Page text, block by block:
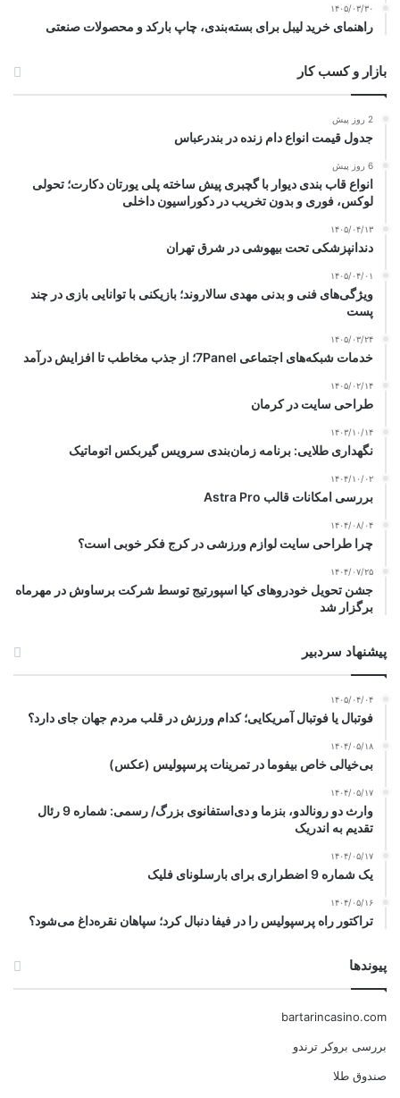
۱۴۰۵/۰۳/۳۰
راهنمای خرید لیبل برای بسته‌بندی، چاپ بارکد و محصولات صنعتی
بازار و کسب کار
2 روز پیش
جدول قیمت انواع دام زنده در بندرعباس
6 روز پیش
انواع قاب بندی دیوار با گچبری پیش ساخته پلی یورتان دکارت؛ تحولی
لوکس، فوری و بدون تخریب در دکوراسیون داخلی
۱۴۰۵/۰۴/۱۳
دندانپزشکی تحت بیهوشی در شرق تهران
۱۴۰۵/۰۴/۰۱
ویژگی‌های فنی و بدنی مهدی سالاروند؛ بازیکنی با توانایی بازی در چند
پست
۱۴۰۵/۰۳/۲۴
خدمات شبکه‌های اجتماعی 7Panel؛ از جذب مخاطب تا افزایش درآمد
۱۴۰۵/۰۲/۱۴
طراحی سایت در کرمان
۱۴۰۳/۱۰/۱۴
نگهداری طلایی: برنامه زمان‌بندی سرویس گیربکس اتوماتیک
۱۴۰۴/۱۰/۰۲
بررسی امکانات قالب Astra Pro
۱۴۰۴/۰۸/۰۴
چرا طراحی سایت لوازم ورزشی در کرج فکر خوبی است؟
۱۴۰۴/۰۷/۲۵
جشن تحویل خودروهای کیا اسپورتیج توسط شرکت برساوش در مهرماه
برگزار شد
پیشنهاد سردبیر
۱۴۰۵/۰۴/۰۴
فوتبال یا فوتبال آمریکایی؛ کدام ورزش در قلب مردم جهان جای دارد؟
۱۴۰۴/۰۵/۱۸
بی‌خیالی خاص بیفوما در تمرینات پرسپولیس (عکس)
۱۴۰۴/۰۵/۱۷
وارث دو رونالدو، بنزما و دی‌استفانوی بزرگ/ رسمی: شماره 9 رئال
تقدیم به اندریک
۱۴۰۴/۰۵/۱۷
یک شماره 9 اضطراری برای بارسلونای فلیک
۱۴۰۴/۰۵/۱۶
تراکتور راه پرسپولیس را در فیفا دنبال کرد؛ سپاهان نقره‌داغ می‌شود؟
پیوندها
bartarincasino.com
بررسی بروکر ترندو
صندوق طلا